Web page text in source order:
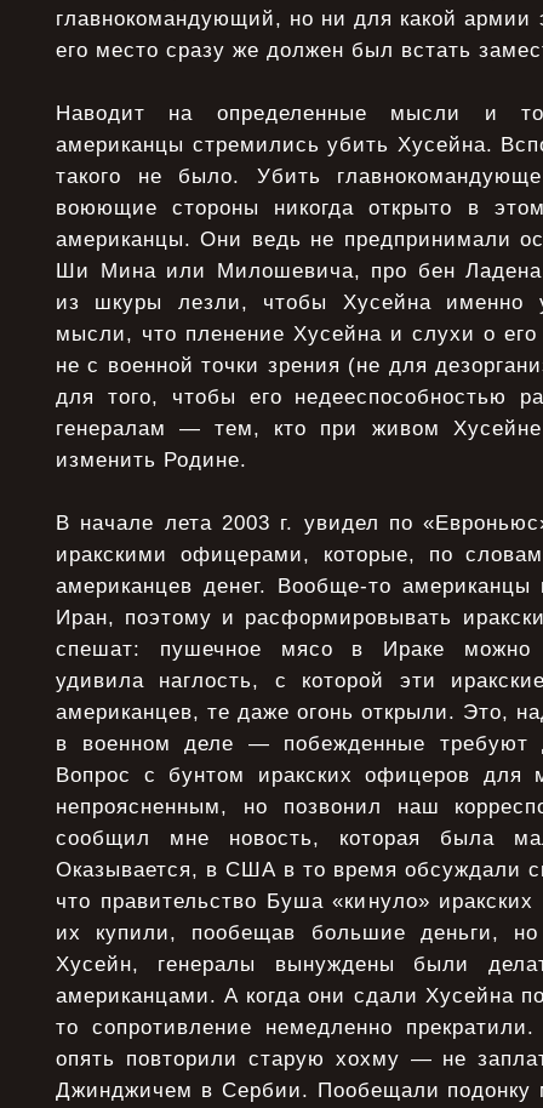
главнокомандующий, но ни для какой армии
его место сразу же должен был встать
Наводит на определенные мысли и
американцы стремились убить Хусейна.
такого не было. Убить
воюющие стороны никогда открыто в
американцы. Они ведь не предпринимали
Ши Мина или Милошевича, про бен
из шкуры лезли, чтобы Хусейна именно
мысли, что пленение Хусейна и слухи о
не с военной точки зрения (не для
для того, чтобы его недееспособностью
генералам — тем, кто при живом
изменить Родине.
В начале лета 2003 г. увидел по
иракскими офицерами, которые, по
американцев денег. Вообще-то американцы
Иран, поэтому и расформировывать
спешат: пушечное мясо в Ираке можно
удивила наглость, с которой эти
американцев, те даже огонь открыли. Это,
в военном деле — побежденные требуют
Вопрос с бунтом иракских офицеров для
непроясненным, но позвонил наш
сообщил мне новость, которая была
Оказывается, в США в то время обсуждали
что правительство Буша «кинуло»
их купили, пообещав большие деньги,
Хусейн, генералы вынуждены были
американцами. А когда они сдали Хусейна
то сопротивление немедленно
опять повторили старую хохму — не
Джинджичем в Сербии. Пообещали подонку